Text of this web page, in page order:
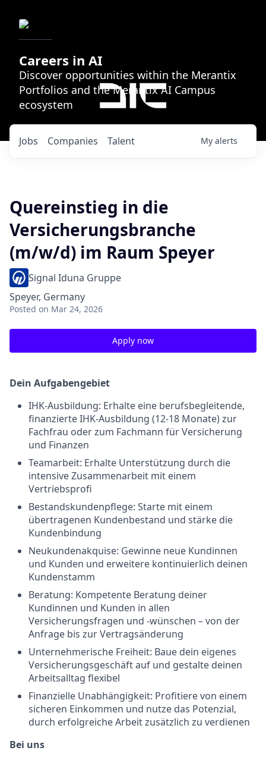
Careers in AI
Discover opportunities within the Merantix
Portfolios and the Merantix AI Campus
ecosystem
Jobs Companies Talent My alerts
Quereinstieg in die
Versicherungsbranche
(m/w/d) im Raum Speyer
Signal Iduna Gruppe
Speyer, Germany
Posted on Mar 24, 2026
Apply now
Dein Aufgabengebiet
IHK-Ausbildung: Erhalte eine berufsbegleitende,
finanzierte IHK-Ausbildung (12-18 Monate) zur
Fachfrau oder zum Fachmann für Versicherung
und Finanzen
Teamarbeit: Erhalte Unterstützung durch die
intensive Zusammenarbeit mit einem
Vertriebsprofi
Bestandskundenpflege: Starte mit einem
übertragenen Kundenbestand und stärke die
Kundenbindung
Neukundenakquise: Gewinne neue Kundinnen
und Kunden und erweitere kontinuierlich deinen
Kundenstamm
Beratung: Kompetente Beratung deiner
Kundinnen und Kunden in allen
Versicherungsfragen und -wünschen – von der
Anfrage bis zur Vertragsänderung
Unternehmerische Freiheit: Baue dein eigenes
Versicherungsgeschäft auf und gestalte deinen
Arbeitsalltag flexibel
Finanzielle Unabhängigkeit: Profitiere von einem
sicheren Einkommen und nutze das Potenzial,
durch erfolgreiche Arbeit zusätzlich zu verdienen
Bei uns